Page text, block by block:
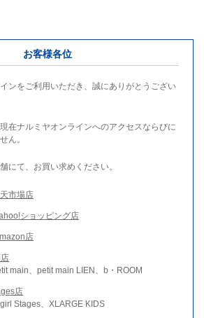
お客様各位
ンをご利用いただき、誠にありがとうござい
在ナルミヤオンラインへのアクセスならびに
ん。
にて、お買い求めください。
市場店
ショッピング店
店
main、petit main LIEN、b・ROOM
店
Stages、XLARGE KIDS